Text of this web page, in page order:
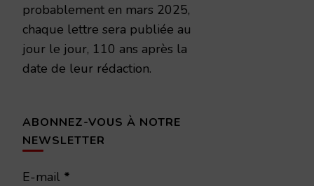
probablement en mars 2025,
chaque lettre sera publiée au
jour le jour, 110 ans après la
date de leur rédaction.
ABONNEZ-VOUS À NOTRE
NEWSLETTER
E-mail *